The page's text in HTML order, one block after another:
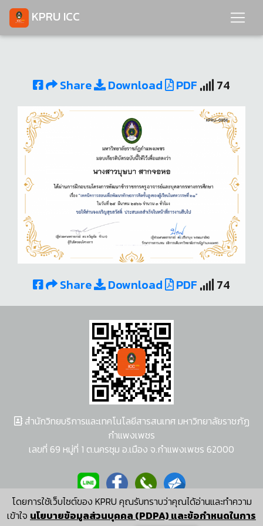
KPRU ICC
Share Download PDF 74
Share Download PDF 74
โดยการใช้เว็บไซต์ของ KPRU คุณรับทราบว่าคุณได้อ่านและทำความ
เข้าใจ นโยบายข้อมูลส่วนบุคคล (PDPA) และข้อกำหนดในการ
สำนักวิทยบริการและเทคโนโลยีสารสนเทศ มหาวิทยาลัยราชภัฏ
กำแพงเพชร
เลขที่ 69 หมู่ที่ 1 ต.นครชุม อ.เมือง จ.กำแพงเพชร 62000
ผู้พัฒนาระบบ อนุชา พวงผกา